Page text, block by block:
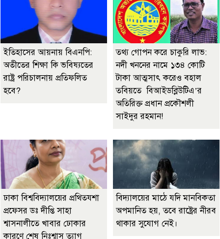
ইতিহাসের আয়নায় বিএনপি:
অতীতের শিক্ষা কি ভবিষ্যতের
রাষ্ট্র পরিচালনায় প্রতিফলিত
হবে?
তথ্য গোপন করে চাকুরি লাভ:
নদী খননের নামে ১৩৪ কোটি
টাকা আত্মসাৎ করেও বহাল
তবিয়তে বিআইডব্লিউটিএ’র
অতিরিক্ত প্রধান প্রকৌশলী
সাইদুর রহমান!
ঢাকা বিশ্ববিদ্যালয়ের প্রথিতযশা
প্রফেসর ডঃ দীপ্তি সাহা
শ্বাসনালীতে খাবার ঢোকার
কারণে শেষ নিঃশ্বাস ত্যাগ
বিদ্যালয়ের মাঠে যদি মানবিকতা
অপমানিত হয়, তবে রাষ্ট্রের নীরব
থাকার সুযোগ নেই।